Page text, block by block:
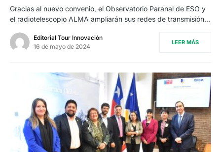
Gracias al nuevo convenio, el Observatorio Paranal de ESO y
el radiotelescopio ALMA ampliarán sus redes de transmisión…
Editorial Tour Innovación
16 de mayo de 2024
LEER MÁS